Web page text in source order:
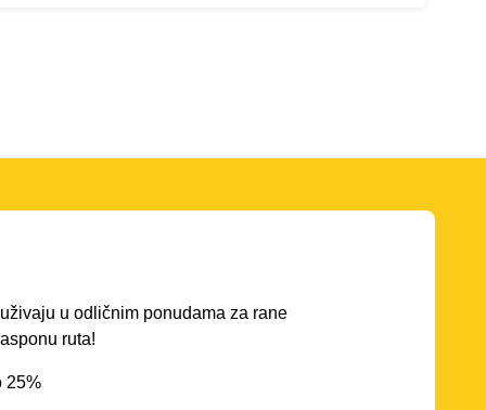
u odličnim ponudama za rane
ruta!
25%